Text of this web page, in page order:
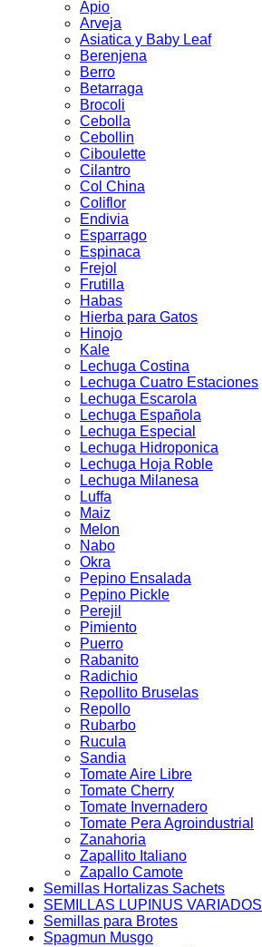
Apio
Arveja
Asiatica y Baby Leaf
Berenjena
Berro
Betarraga
Brocoli
Cebolla
Cebollin
Ciboulette
Cilantro
Col China
Coliflor
Endivia
Esparrago
Espinaca
Frejol
Frutilla
Habas
Hierba para Gatos
Hinojo
Kale
Lechuga Costina
Lechuga Cuatro Estaciones
Lechuga Escarola
Lechuga Española
Lechuga Especial
Lechuga Hidroponica
Lechuga Hoja Roble
Lechuga Milanesa
Luffa
Maiz
Melon
Nabo
Okra
Pepino Ensalada
Pepino Pickle
Perejil
Pimiento
Puerro
Rabanito
Radichio
Repollito Bruselas
Repollo
Rubarbo
Rucula
Sandia
Tomate Aire Libre
Tomate Cherry
Tomate Invernadero
Tomate Pera Agroindustrial
Zanahoria
Zapallito Italiano
Zapallo Camote
Semillas Hortalizas Sachets
SEMILLAS LUPINUS VARIADOS
Semillas para Brotes
Spagmun Musgo